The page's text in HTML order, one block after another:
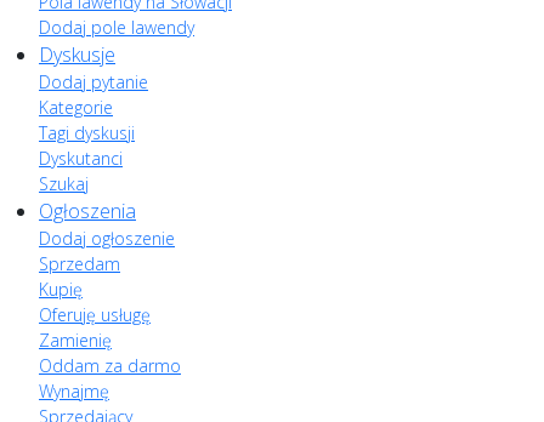
Dodaj pole lawendy
Dyskusje
Dodaj pytanie
Kategorie
Tagi dyskusji
Dyskutanci
Szukaj
Ogłoszenia
Dodaj ogłoszenie
Sprzedam
Kupię
Oferuję usługę
Zamienię
Oddam za darmo
Wynajmę
Sprzedający